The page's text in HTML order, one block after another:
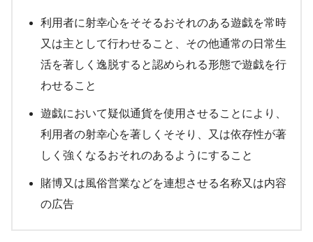
利用者に射幸心をそそるおそれのある遊戯を常時
又は主として行わせること、その他通常の日常生
活を著しく逸脱すると認められる形態で遊戯を行
わせること
遊戯において疑似通貨を使用させることにより、
利用者の射幸心を著しくそそり、又は依存性が著
しく強くなるおそれのあるようにすること
賭博又は風俗営業などを連想させる名称又は内容
の広告